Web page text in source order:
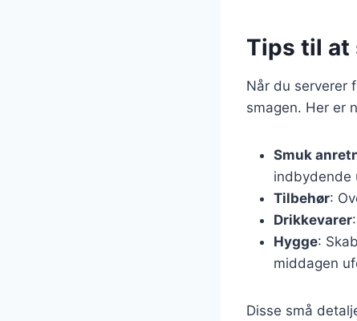
Tips til at
Når du serverer
smagen. Her er
Smuk
indbydende
Tilbehør:
Drikkevarer
Hygge:
middagen
Disse små